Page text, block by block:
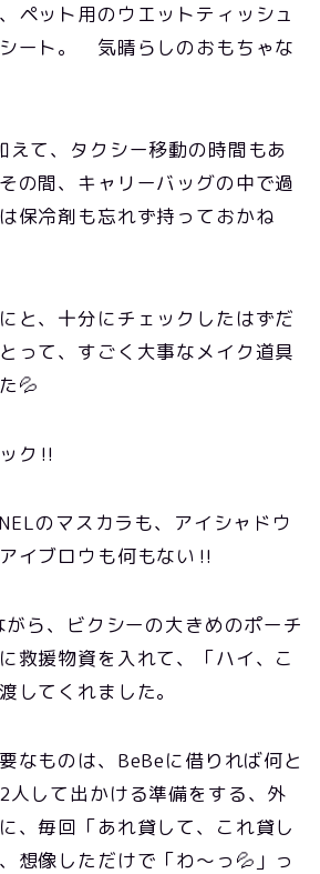
ペット用のウエットティッシュ
ート。 気晴らしのおもちゃな
えて、タクシー移動の時間もあ
の間、キャリーバッグの中で過
保冷剤も忘れず持っておかね
と、十分にチェックしたはずだ
って、すごく大事なメイク道具
💦
ク‼️
のマスカラも、アイシャドウ
イブロウも何もない‼️
ら、ビクシーの大きめのポーチ
救援物資を入れて、「ハイ、こ
してくれました。
なものは、BeBeに借りれば何と
人して出かける準備をする、外
、毎回「あれ貸して、これ貸し
想像しただけで「わ〜っ💦」っ